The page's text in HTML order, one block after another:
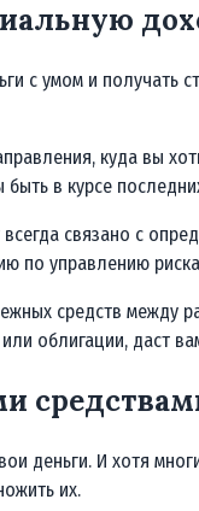
с умом и
куда вы
в курсе
связано с
по управлению
средств между
облигации, даст
деньги. И хотя
их.